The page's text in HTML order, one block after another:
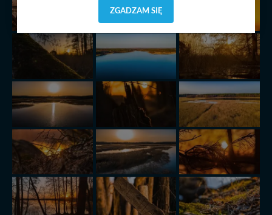
dostosować do Twoich preferencji. Twoje dane (w tym
pliki cookies) będą zapisywane w celu usprawnienia
wyszukania, ulubione miejsca, logowania, itp).
Bezpieczeństwo Twoich danych jest dla nas
priorytetowe, bez poinformowania Ciebie nie będziemy
zmieniać zakresu naszych uprawnień. Twoje dane są u
nas bezpieczne, jeśli masz wątpliwości co do naszych
intencji, zawsze możesz wycofać swoją zgodę. Więcej
informacji uzyskach w naszej
Polityce Prywatności .
Klikając znak X lub przycisk PRZEJDŹ DO SERWISU
wyrażasz zgodę na przetwarzanie Twoich danych.
Nasz serwis nie wykorzystuje oraz nie udostępnia
Twoich danych innym podmiotom oraz osobom
trzecim. Wyjątkiem jest sytuacja, gdy przekazanie
Twoich danych jest elementem usługi (przekazanie
danych z formularza kontaktowego, przekazanie danych
ZGADZAM SIĘ